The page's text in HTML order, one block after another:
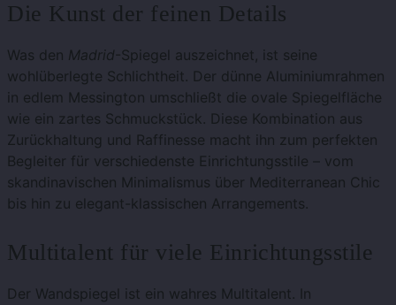
Die Kunst der feinen Details
Was den Madrid-Spiegel auszeichnet, ist seine
wohlüberlegte Schlichtheit. Der dünne Aluminiumrahmen
in edlem Messington umschließt die ovale Spiegelfläche
wie ein zartes Schmuckstück. Diese Kombination aus
Zurückhaltung und Raffinesse macht ihn zum perfekten
Begleiter für verschiedenste Einrichtungsstile – vom
skandinavischen Minimalismus über Mediterranean Chic
bis hin zu elegant-klassischen Arrangements.
Multitalent für viele Einrichtungsstile
Der Wandspiegel ist ein wahres Multitalent. In